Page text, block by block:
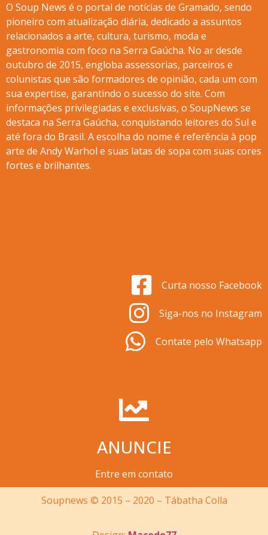
O Soup News é o portal de notícias de Gramado, sendo
pioneiro com atualização diária, dedicado a assuntos
relacionados a arte, cultura, turismo, moda e
gastronomia com foco na Serra Gaúcha. No ar desde
outubro de 2015, engloba assessorias, parceiros e
colunistas que são formadores de opinião, cada um com
sua expertise, garantindo o sucesso do site. Com
informações privilegiadas e exclusivas, o SoupNews se
destaca na Serra Gaúcha, conquistando leitores do Sul e
até fora do Brasil. A escolha do nome é referência à pop
arte de Andy Warhol e suas latas de sopa com suas cores
fortes e brilhantes.
Curta nosso Facebook
Siga-nos no Instagram
Contate pelo Whatsapp
ANUNCIE
Entre em contato
Soupnews © 2015 – 2020 – Tábatha Colla